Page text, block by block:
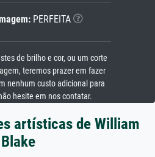
PERFEITA
de brilho e cor, ou um corte
teremos prazer em fazer
nenhum custo adicional para
hesite em nos contatar.
artísticas de William
Blake